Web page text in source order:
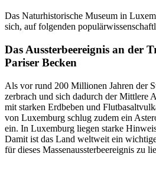
Das Naturhistorische Museum in
sich, auf folgenden
Das Aussterbeereignis an der
Pariser Becken
Als vor rund 200 Millionen Jahren der
zerbrach und sich dadurch der Mittlere
mit starken Erdbeben und
von Luxemburg schlug zudem ein
ein. In Luxemburg liegen starke
Damit ist das Land weltweit ein
für dieses Massenaussterbeereignis zu